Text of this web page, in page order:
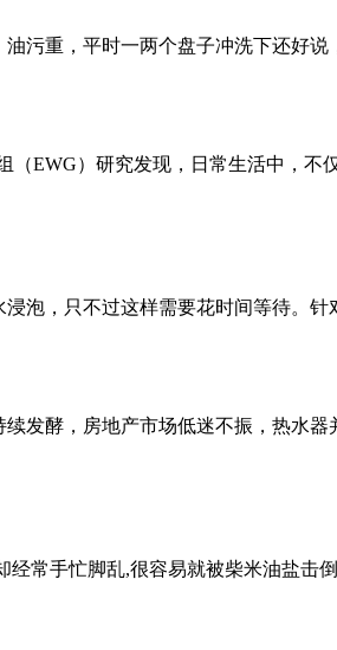
污重，平时一两个盘子冲洗下还好
EWG）研究发现，日常生活中，不
泡，只不过这样需要花时间等待。针
发酵，房地产市场低迷不振，热水器
常手忙脚乱,很容易就被柴米油盐击